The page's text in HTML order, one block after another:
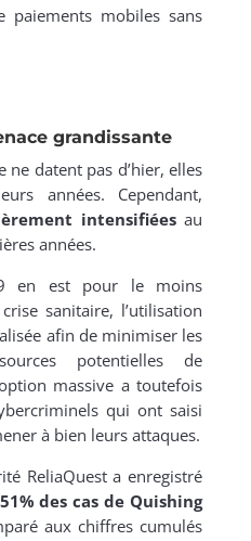
paiements mobiles sans
grandissante
ne datent pas d’hier, elles
années. Cependant,
intensifiéesau
années.
en est pour le moins
sanitaire, l’utilisation
afin de minimiser les
potentielles de
massive a toutefois
qui ont saisi
à bien leurs attaques.
ReliaQuest a enregistré
des cas de Quishing
aux chiffres cumulés